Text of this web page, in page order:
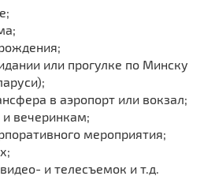
или прогулке по Минску
в аэропорт или вокзал;
вечеринкам;
мероприятия;
и телесъемок и т.д.